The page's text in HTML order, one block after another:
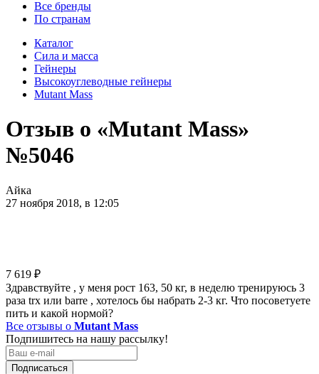
Все бренды
По странам
Каталог
Сила и масса
Гейнеры
Высокоуглеводные гейнеры
Mutant Mass
Отзыв о «Mutant Mass»
№5046
Айка
27 ноября 2018, в 12:05
7 619 ₽
Здравствуйте , у меня рост 163, 50 кг, в неделю тренируюсь 3
раза trx или barre , хотелось бы набрать 2-3 кг. Что посоветуете
пить и какой нормой?
Все отзывы о Mutant Mass
Подпишитесь на нашу рассылку!
Подписаться